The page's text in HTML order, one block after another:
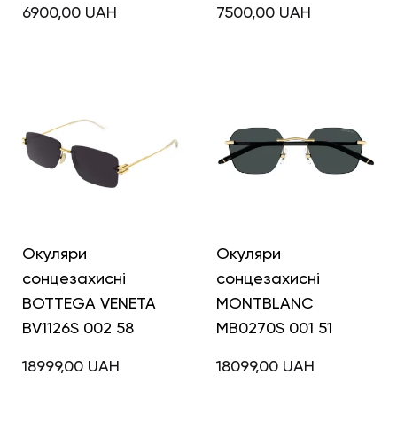
6900,00 UAH 7500,00 UAH
Окуляри
сонцезахисні
BOTTEGA VENETA
BV1126S 002 58
18999,00 UAH
Окуляри
сонцезахисні
MONTBLANC
MB0270S 001 51
18099,00 UAH